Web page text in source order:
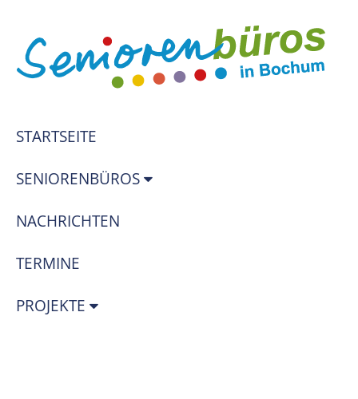
STARTSEITE
SENIORENBÜROS
NACHRICHTEN
TERMINE
PROJEKTE